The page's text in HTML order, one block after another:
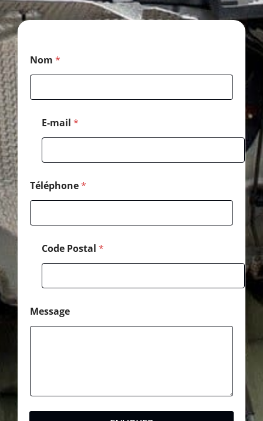
E
-
a
Nom *
E-mail *
Téléphone*
Code Postal *
Message